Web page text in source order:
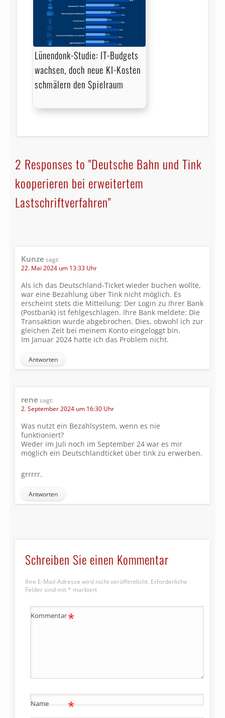
Lünendonk-Studie: IT-Budgets
wachsen, doch neue KI-Kosten
schmälern den Spielraum
2 Responses to "Deutsche Bahn und Tink
kooperieren bei erweitertem
Lastschriftverfahren"
Kunze sagt:
22. Mai 2024 um 13:33 Uhr
Als ich das Deutschland-Ticket wieder buchen wollte,
war eine Bezahlung über Tink nicht möglich. Es
erscheint stets die Mitteilung: Der Login zu Ihrer Bank
(Postbank) ist fehlgeschlagen. Ihre Bank meldete: Die
Transaktion wurde abgebrochen. Dies, obwohl ich zur
gleichen Zeit bei meinem Konto eingeloggt bin.
Im Januar 2024 hatte ich das Problem nicht.
Antworten
rene sagt:
2. September 2024 um 16:30 Uhr
Was nutzt ein Bezahlsystem, wenn es nie
funktioniert?
Weder im Juli noch im September 24 war es mir
möglich ein Deutschlandticket über tink zu erwerben.
grrrrr.
Antworten
Schreiben Sie einen Kommentar
Ihre E-Mail-Adresse wird nicht veröffentlicht. Erforderliche
Felder sind mit * markiert
Kommentar*
Name *